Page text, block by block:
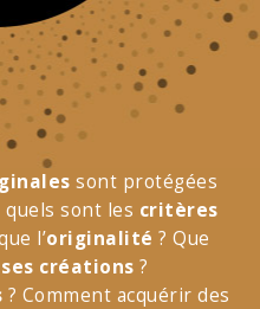
sont protégées
quels sont les critères
l’originalité ? Que
créations ?
? Comment acquérir des